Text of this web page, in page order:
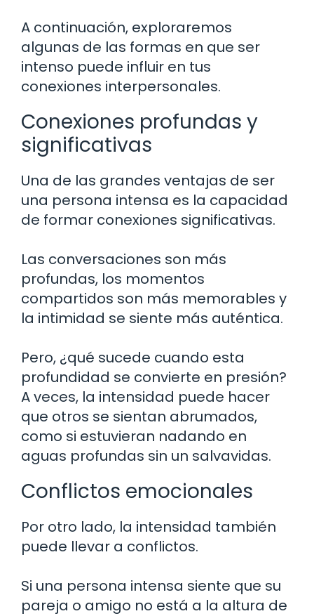
A continuación, exploraremos
algunas de las formas en que ser
intenso puede influir en tus
conexiones interpersonales.
Conexiones profundas y
significativas
Una de las grandes ventajas de ser
una persona intensa es la capacidad
de formar conexiones significativas.
Las conversaciones son más
profundas, los momentos
compartidos son más memorables y
la intimidad se siente más auténtica.
Pero, ¿qué sucede cuando esta
profundidad se convierte en presión?
A veces, la intensidad puede hacer
que otros se sientan abrumados,
como si estuvieran nadando en
aguas profundas sin un salvavidas.
Conflictos emocionales
Por otro lado, la intensidad también
puede llevar a conflictos.
Si una persona intensa siente que su
pareja o amigo no está a la altura de